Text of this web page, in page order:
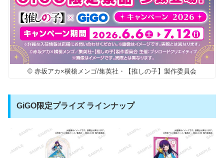
© 赤坂アカ×横槍メンゴ/集英社・【推しの子】製作委員会
GiGO限定プライズ ラインナップ